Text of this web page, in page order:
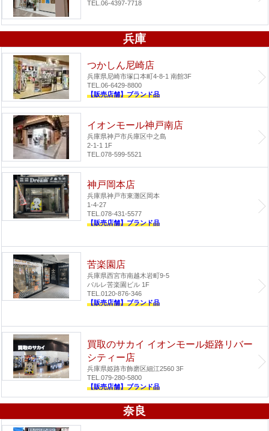
TEL.06-4397-7718
兵庫
つかしん尼崎店
兵庫県尼崎市塚口本町4-8-1 南館3F
TEL.06-6429-8800
【販売店舗】ブランド品
イオンモール神戸南店
兵庫県神戸市兵庫区中之島
2-1-1 1F
TEL.078-599-5521
神戸岡本店
兵庫県神戸市東灘区岡本
1-4-27
TEL.078-431-5577
【販売店舗】ブランド品
苦楽園店
兵庫県西宮市南越木岩町9-5
パルレ苦楽園ビル 1F
TEL.0120-876-346
【販売店舗】ブランド品
買取のサカイ イオンモール姫路リバー
シティー店
兵庫県姫路市飾磨区細江2560 3F
TEL.079-280-5800
【販売店舗】ブランド品
奈良